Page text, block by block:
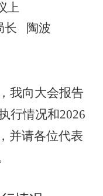
上
长
陶波
我向大会报告
行情况和2026
并请各位代表